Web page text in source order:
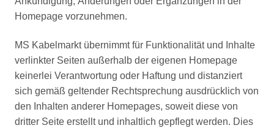
Homepage vorzunehmen.
MS Kabelmarkt übernimmt für Funktionalität und Inhalte
verlinkter Seiten außerhalb der eigenen Homepage
keinerlei Verantwortung oder Haftung und distanziert
sich gemäß geltender Rechtsprechung ausdrücklich von
den Inhalten anderer Homepages, soweit diese von
dritter Seite erstellt und inhaltlich gepflegt werden. Dies